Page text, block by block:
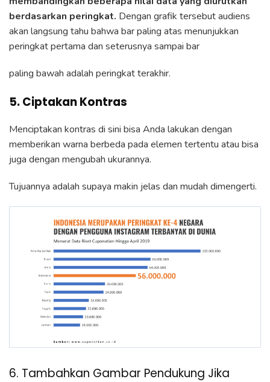
berdasarkan peringkat. Dengan grafik tersebut audiens
akan langsung tahu bahwa bar paling atas menunjukkan
peringkat pertama dan seterusnya sampai bar
paling bawah adalah peringkat terakhir.
5. Ciptakan Kontras
Menciptakan kontras di sini bisa Anda lakukan dengan
memberikan warna berbeda pada elemen tertentu atau bisa
juga dengan mengubah ukurannya.
Tujuannya adalah supaya makin jelas dan mudah dimengerti.
6. Tambahkan Gambar Pendukung Jika